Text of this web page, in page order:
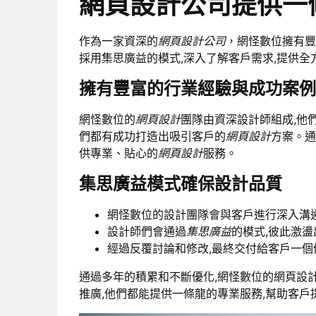
作為一家資深的網頁設計公司，網怪數位擁有
採用集思廣益的模式,深入了解客戶需求,提供全
擁有豐富的行業經驗與成功案例
網怪數位的網頁設計團隊由資深設計師組成,他
們都有成功打造出吸引客戶的網頁設計方案。
供專業、貼心的網頁設計服務。
集思廣益模式確保設計品質
網怪數位的設計團隊會與客戶進行深入
設計師們會通過集思廣益的模式,彼此激
經過反覆討論和修改,最終交付給客戶一
通過多年的積累和不斷優化,網怪數位的網頁設
推廣,他們都能提供一條龍的專業服務,幫助客戶